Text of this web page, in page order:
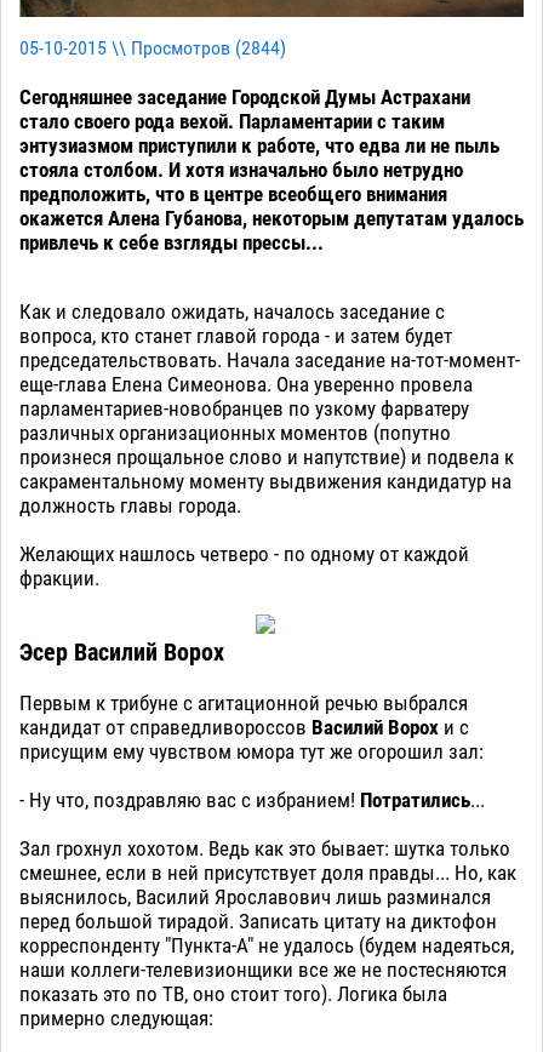
05-10-2015 \\ Просмотров (2844)
Сегодняшнее заседание Городской Думы Астрахани
стало своего рода вехой. Парламентарии с таким
энтузиазмом приступили к работе, что едва ли не пыль
стояла столбом. И хотя изначально было нетрудно
предположить, что в центре всеобщего внимания
окажется Алена Губанова, некоторым депутатам удалось
привлечь к себе взгляды прессы...
Как и следовало ожидать, началось заседание с
вопроса, кто станет главой города - и затем будет
председательствовать. Начала заседание на-тот-момент-
еще-глава Елена Симеонова. Она уверенно провела
парламентариев-новобранцев по узкому фарватеру
различных организационных моментов (попутно
произнеся прощальное слово и напутствие) и подвела к
сакраментальному моменту выдвижения кандидатур на
должность главы города.
Желающих нашлось четверо - по одному от каждой
фракции.
Эсер Василий Ворох
Первым к трибуне с агитационной речью выбрался
кандидат от справедливороссов Василий Ворох и с
присущим ему чувством юмора тут же огорошил зал:
- Ну что, поздравляю вас с избранием! Потратились...
Зал грохнул хохотом. Ведь как это бывает: шутка только
смешнее, если в ней присутствует доля правды... Но, как
выяснилось, Василий Ярославович лишь разминался
перед большой тирадой. Записать цитату на диктофон
корреспонденту "Пункта-А" не удалось (будем надеяться,
наши коллеги-телевизионщики все же не постесняются
показать это по ТВ, оно стоит того). Логика была
примерно следующая: